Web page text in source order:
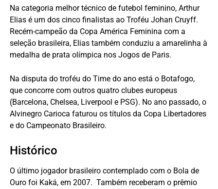
Na categoria melhor técnico de futebol feminino, Arthur
Elias é um dos cinco finalistas ao Troféu Johan Cruyff.
Recém-campeão da Copa América Feminina com a
seleção brasileira, Elias também conduziu a amarelinha à
medalha de prata olímpica nos Jogos de Paris.
Na disputa do troféu do Time do ano está o Botafogo,
que concorre com outros quatro clubes europeus
(Barcelona, Chelsea, Liverpool e PSG). No ano passado, o
Alvinegro Carioca faturou os títulos da Copa Libertadores
e do Campeonato Brasileiro.
Histórico
O último jogador brasileiro contemplado com o Bola de
Ouro foi Kaká, em 2007. Também receberam o prêmio